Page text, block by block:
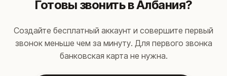
Готовы звонить в Албания?
Создайте бесплатный аккаунт и совершите первый
звонок меньше чем за минуту. Для первого звонка
банковская карта не нужна.